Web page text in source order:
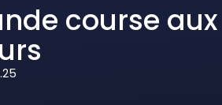
course aux